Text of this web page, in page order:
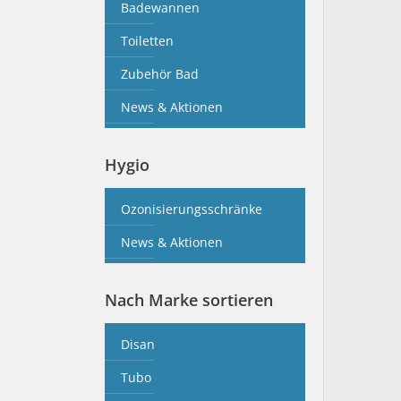
Badewannen
Toiletten
Zubehör Bad
News & Aktionen
Hygio
Ozonisierungsschränke
News & Aktionen
Nach Marke sortieren
Disan
Tubo